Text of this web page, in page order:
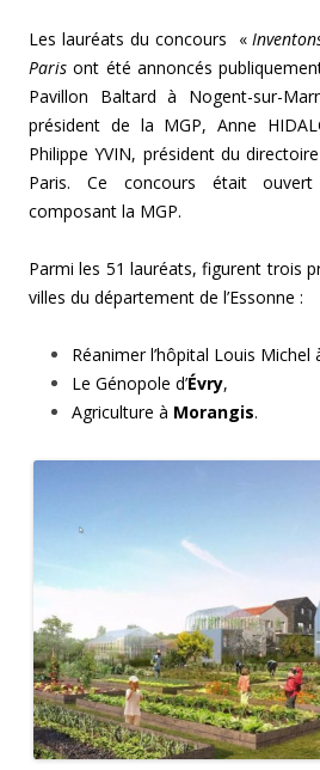
Les lauréats du concours «
Paris ont été annoncés
Pavillon Baltard à Nogent-sur-
président de la MGP, Anne
Philippe YVIN, président du
Paris. Ce concours était
composant la MGP.
Parmi les 51 lauréats, figurent trois
villes du département de l’Essonne :
Réanimer l’hôpital Louis Michel
Le Génopole d’Évry,
Agriculture à Morangis.